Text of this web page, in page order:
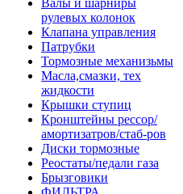
Валы и шарниры
рулевых колонок
Клапана управления
Патрубки
Тормозные механизьмы
Масла,смазки, тех
жидкости
Крышки ступиц
Кронштейны рессор/
амортизатров/стаб-ров
Диски тормозные
Реостаты/педали газа
Брызговики